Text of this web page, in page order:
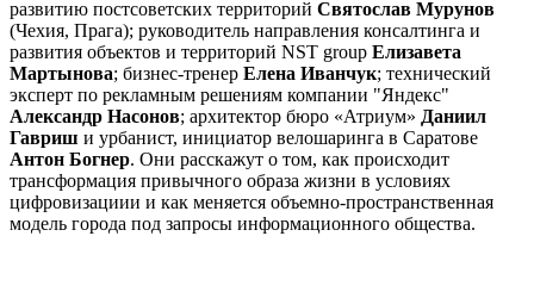
развитию постсоветских территорий Святослав Мурунов
(Чехия, Прага); руководитель направления консалтинга и
развития объектов и территорий NST group Елизавета
Мартынова; бизнес-тренер Елена Иванчук; технический
эксперт по рекламным решениям компании "Яндекс"
Александр Насонов; архитектор бюро «Атриум» Даниил
Гавриш и урбанист, инициатор велошаринга в Саратове
Антон Богнер. Они расскажут о том, как происходит
трансформация привычного образа жизни в условиях
цифровизациии и как меняется объемно-пространственная
модель города под запросы информационного общества.